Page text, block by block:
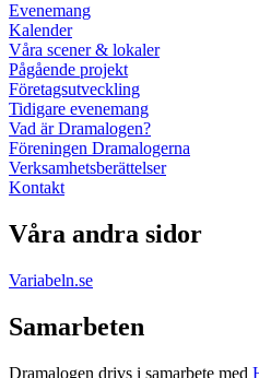
Evenemang
Kalender
Våra scener & lokaler
Pågående projekt
Företagsutveckling
Tidigare evenemang
Vad är Dramalogen?
Föreningen Dramalogerna
Verksamhetsberättelser
Kontakt
Våra andra sidor
Variabeln.se
Samarbeten
Dramalogen drivs i samarbete med